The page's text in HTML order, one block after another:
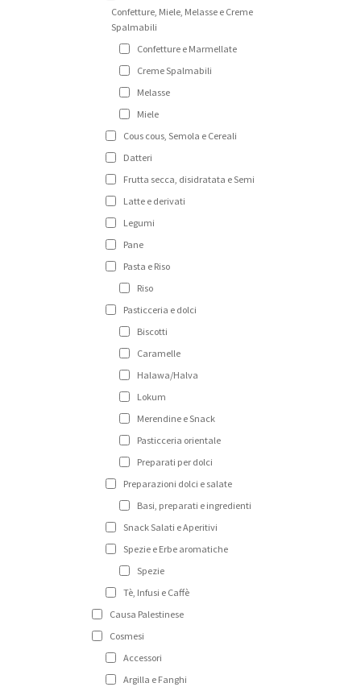
Confetture, Miele, Melasse e Creme
Spalmabili
Confetture e Marmellate
Creme Spalmabili
Melasse
Miele
Cous cous, Semola e Cereali
Datteri
Frutta secca, disidratata e Semi
Latte e derivati
Legumi
Pane
Pasta e Riso
Riso
Pasticceria e dolci
Biscotti
Caramelle
Halawa/Halva
Lokum
Merendine e Snack
Pasticceria orientale
Preparati per dolci
Preparazioni dolci e salate
Basi, preparati e ingredienti
Snack Salati e Aperitivi
Spezie e Erbe aromatiche
Spezie
Tè, Infusi e Caffè
Causa Palestinese
Cosmesi
Accessori
Argilla e Fanghi